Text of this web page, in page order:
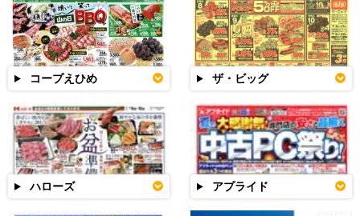
コープえひめ ザ・ビッグ
ハローズ アプライド